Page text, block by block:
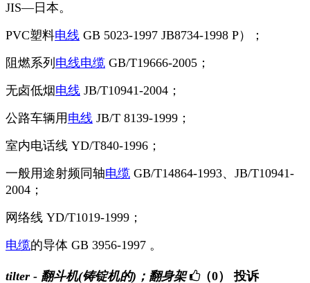
JIS—日本。
PVC塑料电线 GB 5023-1997 JB8734-1998 P）；
阻燃系列 电线电缆 GB/T19666-2005；
无卤低烟电线 JB/T10941-2004；
公路车辆用 电线 JB/T 8139-1999；
室内电话线 YD/T840-1996；
一般用途射频同轴电缆 GB/T14864-1993、JB/T10941-
2004；
网络线 YD/T1019-1999；
电缆的导体 GB 3956-1997 。
tilter - 翻斗机(铸锭机的)；翻身架 （0） 投诉